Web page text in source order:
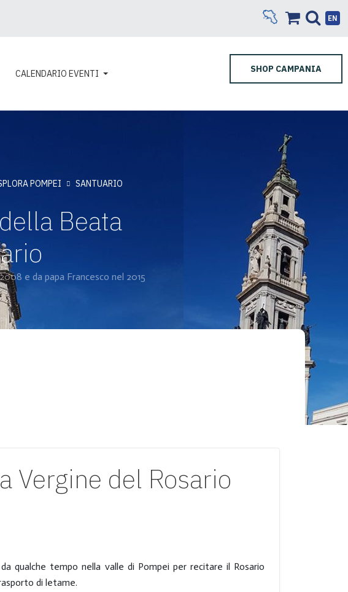
EN
CALENDARIO EVENTI SHOP CAMPANIA
POMPEI SANTUARIO
Beata
e da papa Francesco nel 2015
Vergine del Rosario
qualche tempo nella valle di Pompei per recitare il Rosario
di letame.